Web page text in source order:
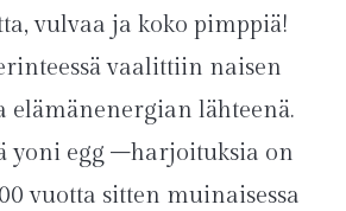
vulvaa ja koko pimppiä!
vaalittiin naisen
elämänenergian lähteenä.
yoni egg –harjoituksia on
vuotta sitten muinaisessa